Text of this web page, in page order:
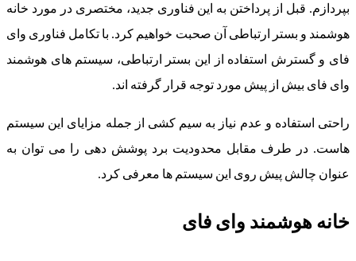
بپردازم. قبل از پرداختن به این فناوری جدید، مختصری در مورد خانه
هوشمند و بستر ارتباطی آن صحبت خواهیم کرد. با تکامل فناوری وای
فای و گسترش استفاده از این بستر ارتباطی، سیستم های هوشمند
وای فای بیش از پیش مورد توجه قرار گرفته اند.
راحتی استفاده و عدم نیاز به سیم کشی از جمله مزایای این سیستم
هاست. در طرف مقابل محدودیت برد پوشش دهی را می توان به
عنوان چالش پیش روی این سیستم ها معرفی کرد.
خانه هوشمند وای فای